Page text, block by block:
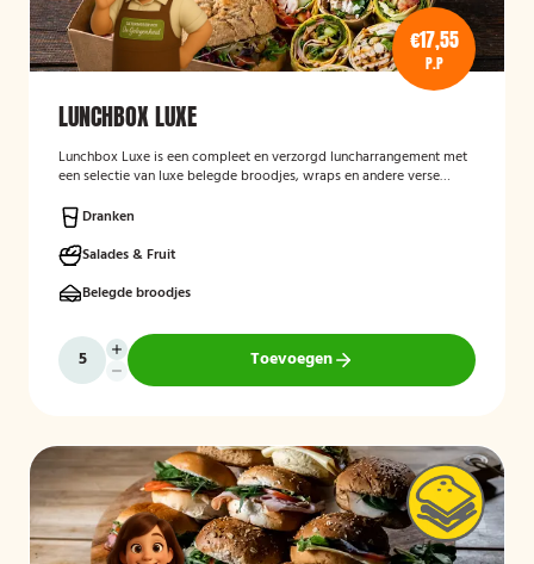
€17,55
P.P
LUNCHBOX LUXE
Lunchbox Luxe is een compleet en verzorgd luncharrangement met
een selectie van luxe belegde broodjes, wraps en andere verse
bijeenkomsten, vergaderingen en groepslunches en staat bekend
om de verse ingrediënten, verzorgde presentatie en de mogelijkheid
om rekening te houden met dieetwensen zoals vegetarisch,
veganistisch of halal.
Dranken
Salades & Fruit
Belegde broodjes
Toevoegen